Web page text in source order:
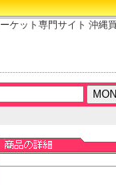
ケット専門サイト 沖縄